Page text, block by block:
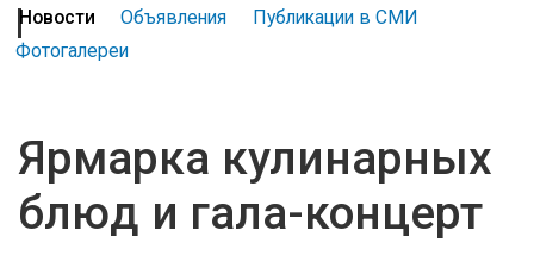
Новости Объявления
Публикации в СМИ
Фотогалереи
Ярмарка кулинарных
блюд и гала-концерт